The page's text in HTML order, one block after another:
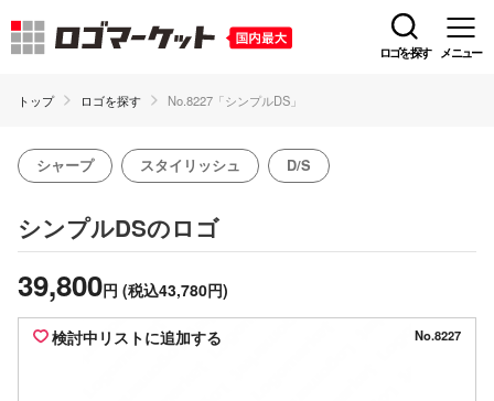
ロゴを探す メニュー
トップ ロゴを探す No.8227「シンプルDS」
シャープ スタイリッシュ D/S
シンプルDSのロゴ
39,800円 (税込43,780円)
検討中リストに追加する No.8227